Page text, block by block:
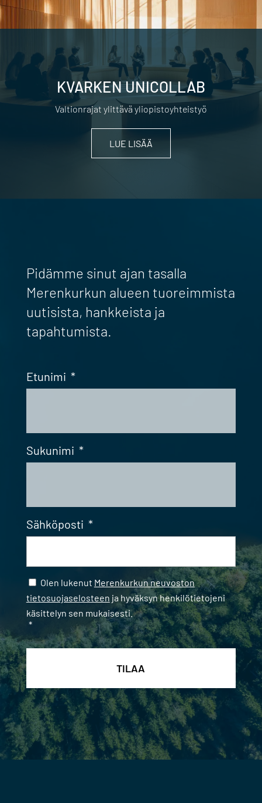
KVARKEN UNICOLLAB
Valtionrajat ylittävä yliopistoyhteistyö
LUE LISÄÄ
Pidämme sinut ajan tasalla
Merenkurkun alueen tuoreimmista
uutisista, hankkeista ja
tapahtumista.
Etunimi *
Sukunimi *
Sähköposti *
Samtycke *
Olen lukenut Merenkurkun neuvoston
tietosuojaselosteen ja hyväksyn henkilötietojeni
käsittelyn sen mukaisesti.
*